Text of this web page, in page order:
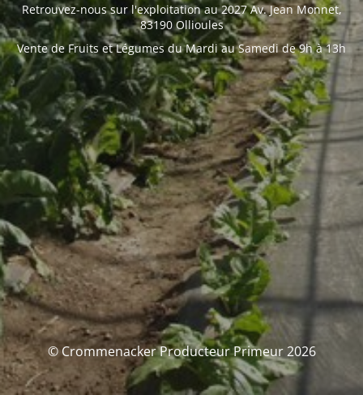
Retrouvez-nous sur l'exploitation au2027 Av. Jean Monnet,
83190 Ollioules
Vente de Fruits et Légumes du Mardi au Samedi de 9h à 13h
© Crommenacker Producteur Primeur 2026